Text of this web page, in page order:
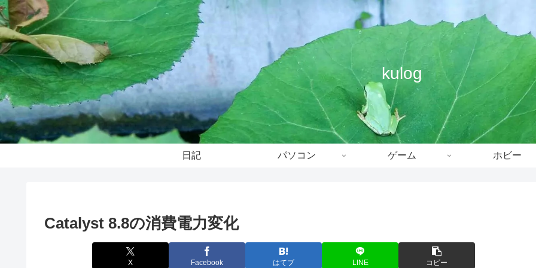
kulog
日記 パソコン ゲーム ホビー
Catalyst 8.8の消費電力変化
X Facebook はてブ LINE コピー